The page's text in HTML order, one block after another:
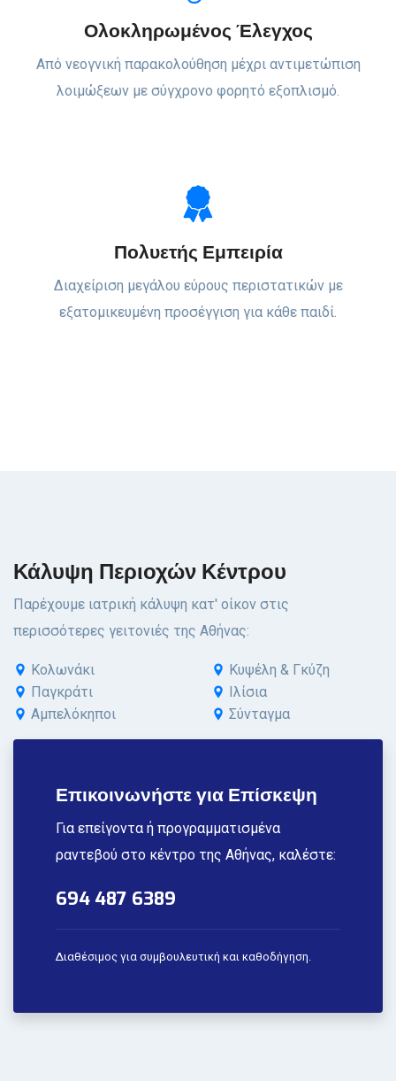
Ολοκληρωμένος Έλεγχος
Από νεογνική παρακολούθηση μέχρι αντιμετώπιση
λοιμώξεων με σύγχρονο φορητό εξοπλισμό.
Πολυετής Εμπειρία
Διαχείριση μεγάλου εύρους περιστατικών με
εξατομικευμένη προσέγγιση για κάθε παιδί.
Κάλυψη Περιοχών Κέντρου
Παρέχουμε ιατρική κάλυψη κατ' οίκον στις
περισσότερες γειτονιές της Αθήνας:
Κολωνάκι
Παγκράτι
Αμπελόκηποι
Κυψέλη & Γκύζη
Ιλίσια
Σύνταγμα
Επικοινωνήστε για Επίσκεψη
Για επείγοντα ή προγραμματισμένα
ραντεβού στο κέντρο της Αθήνας, καλέστε:
694 487 6389
Διαθέσιμος για συμβουλευτική και καθοδήγηση.